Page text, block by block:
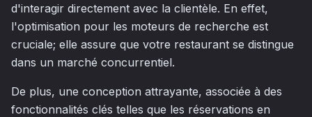
d'interagir directement avec la clientèle. En effet,
l'optimisation pour les moteurs de recherche est
cruciale; elle assure que votre restaurant se distingue
dans un marché concurrentiel.
De plus, une conception attrayante, associée à des
fonctionnalités clés telles que les réservations en